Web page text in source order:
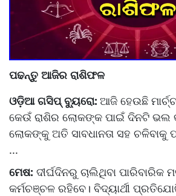
ପଢନ୍ତୁ ଆଜିର ରାଶିଫଳ
ଓଡ଼ିଆ ଗସିପ୍ ବ୍ୟୁରୋ: ଆଜି ହେଉଛି
କେଉଁ ରାଶିର ଲୋକଙ୍କ ପାଇଁ ଦିନଟି ଭଲ
ଲୋକଙ୍କୁ ଅତି ସାବଧାନତା ସହ ଚଳିବାକୁ
...
ମେଷ: ଦୀର୍ଘଦିନରୁ ଚାଲିଥିବା ପାରିବାରିକ
କର୍ମଚଞ୍ଚଳ ରହିବେ। ବିଦ୍ୟାର୍ଥୀ